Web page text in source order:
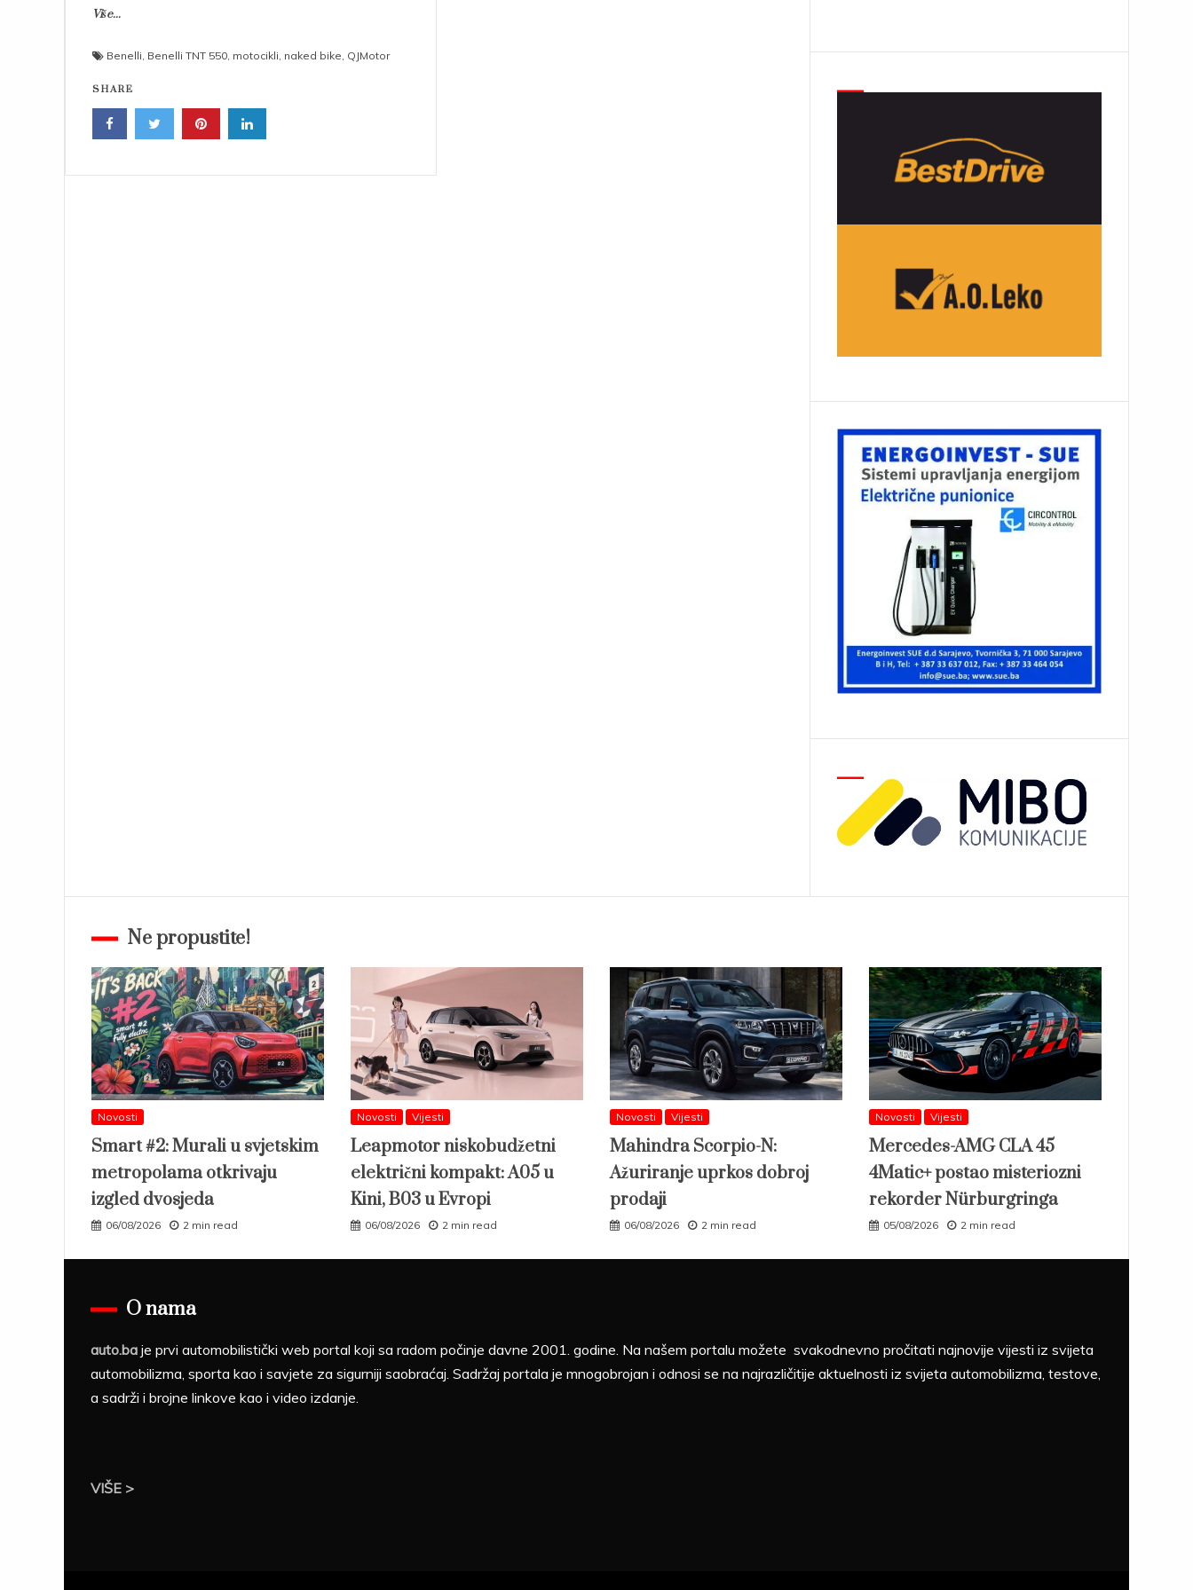
Više...
Benelli Benelli TNT 550 motocikli naked bike QJMotor
SHARE
Ne propustite!
Novosti
Smart #2: Murali u svjetskim
metropolama otkrivaju
izgled dvosjeda
06/08/2026 2 min read
Novosti Vijesti
Leapmotor niskobudžetni
električni kompakt: A05 u
Kini, B03 u Evropi
06/08/2026 2 min read
Novosti Vijesti
Mahindra Scorpio-N:
Ažuriranje uprkos dobroj
prodaji
06/08/2026 2 min read
Novosti Vijesti
Mercedes-AMG CLA 45
4Matic+ postao misteriozni
rekorder Nürburgringa
05/08/2026 2 min read
O nama
auto.ba je prvi automobilistički web portal koji sa radom počinje davne 2001. godine. Na našem portalu možete svakodnevno pročitati najnovije vijesti iz svijeta
automobilizma, sporta kao i savjete za sigurniji saobraćaj. Sadržaj portala je mnogobrojan i odnosi se na najrazličitije aktuelnosti iz svijeta automobilizma, testove,
a sadrži i brojne linkove kao i video izdanje.
VIŠE >